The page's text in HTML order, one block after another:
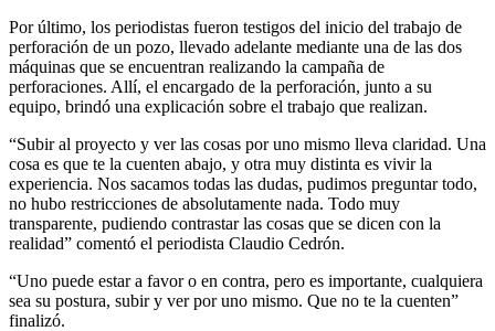
Por último, los periodistas fueron testigos del inicio del trabajo de
perforación de un pozo, llevado adelante mediante una de las dos
máquinas que se encuentran realizando la campaña de
perforaciones. Allí, el encargado de la perforación, junto a su
equipo, brindó una explicación sobre el trabajo que realizan.
“Subir al proyecto y ver las cosas por uno mismo lleva claridad. Una
cosa es que te la cuenten abajo, y otra muy distinta es vivir la
experiencia. Nos sacamos todas las dudas, pudimos preguntar todo,
no hubo restricciones de absolutamente nada. Todo muy
transparente, pudiendo contrastar las cosas que se dicen con la
realidad” comentó el periodista Claudio Cedrón.
“Uno puede estar a favor o en contra, pero es importante, cualquiera
sea su postura, subir y ver por uno mismo. Que no te la cuenten”
finalizó.